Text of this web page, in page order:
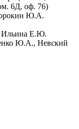
6Д, оф. 76)
Ю.А.
Ильина Е.Ю.
Ю.А., Невский